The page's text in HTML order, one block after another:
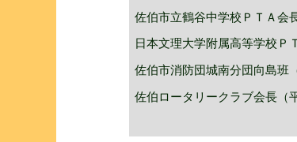
佐伯市立鶴谷中学校ＰＴＡ会
日本文理大学附属高等学校Ｐ
佐伯市消防団城南分団向島班
佐伯ロータリークラブ会長（